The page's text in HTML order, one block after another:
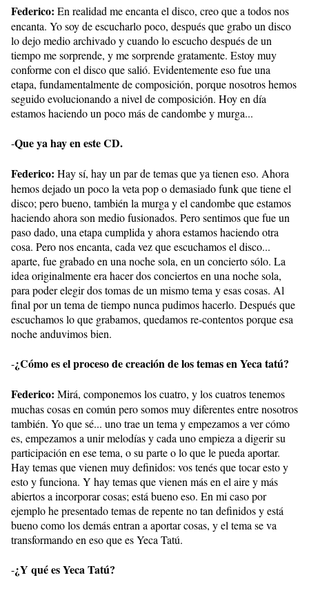
Federico: En realidad me encanta el disco, creo que a todos nos
encanta. Yo soy de escucharlo poco, después que grabo un disco
lo dejo medio archivado y cuando lo escucho después de un
tiempo me sorprende, y me sorprende gratamente. Estoy muy
conforme con el disco que salió. Evidentemente eso fue una
etapa, fundamentalmente de composición, porque nosotros hemos
seguido evolucionando a nivel de composición. Hoy en día
estamos haciendo un poco más de candombe y murga...
-Que ya hay en este CD.
Federico: Hay sí, hay un par de temas que ya tienen eso. Ahora
hemos dejado un poco la veta pop o demasiado funk que tiene el
disco; pero bueno, también la murga y el candombe que estamos
haciendo ahora son medio fusionados. Pero sentimos que fue un
paso dado, una etapa cumplida y ahora estamos haciendo otra
cosa. Pero nos encanta, cada vez que escuchamos el disco...
aparte, fue grabado en una noche sola, en un concierto sólo. La
idea originalmente era hacer dos conciertos en una noche sola,
para poder elegir dos tomas de un mismo tema y esas cosas. Al
final por un tema de tiempo nunca pudimos hacerlo. Después que
escuchamos lo que grabamos, quedamos re-contentos porque esa
noche anduvimos bien.
-¿Cómo es el proceso de creación de los temas en Yeca tatú?
Federico: Mirá, componemos los cuatro, y los cuatros tenemos
muchas cosas en común pero somos muy diferentes entre nosotros
también. Yo que sé... uno trae un tema y empezamos a ver cómo
es, empezamos a unir melodías y cada uno empieza a digerir su
participación en ese tema, o su parte o lo que le pueda aportar.
Hay temas que vienen muy definidos: vos tenés que tocar esto y
esto y funciona. Y hay temas que vienen más en el aire y más
abiertos a incorporar cosas; está bueno eso. En mi caso por
ejemplo he presentado temas de repente no tan definidos y está
bueno como los demás entran a aportar cosas, y el tema se va
transformando en eso que es Yeca Tatú.
-¿Y qué es Yeca Tatú?